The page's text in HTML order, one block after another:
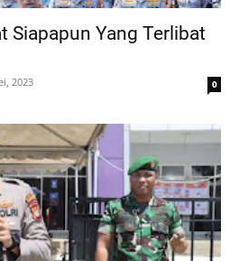
Siapapun Yang Terlibat
2023 0